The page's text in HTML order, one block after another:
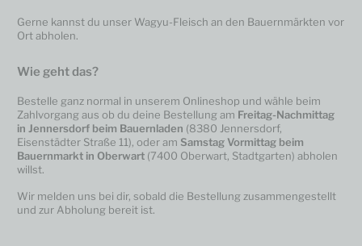
Gerne kannst du unser Wagyu-Fleisch an den Bauernmärkten vor
Ort abholen.
Wie geht das?
Bestelle ganz normal in unserem Onlineshop und wähle beim
Zahlvorgang aus ob du deine Bestellung am Freitag-Nachmittag
in Jennersdorf beim Bauernladen (8380 Jennersdorf,
Eisenstädter Straße 11), oder am Samstag Vormittag beim
Bauernmarkt in Oberwart(7400 Oberwart, Stadtgarten) abholen
willst.
Wir melden uns bei dir, sobald die Bestellung zusammengestellt
und zur Abholung bereit ist.